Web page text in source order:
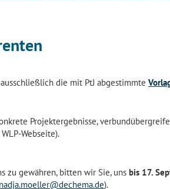
die mit PtJ abgestimmte
Projektergebnisse,
Webseite).
zu gewähren, bitten wir Sie, uns bis 17.
nadja.moeller@dechema.de).